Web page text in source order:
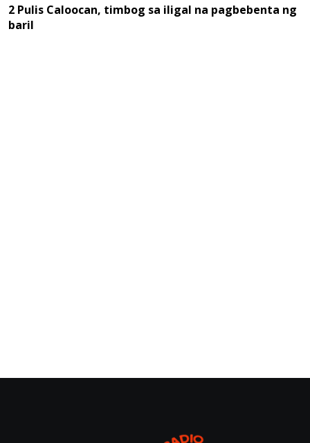
2 Pulis Caloocan, timbog sa iligal na pagbebenta ng
baril